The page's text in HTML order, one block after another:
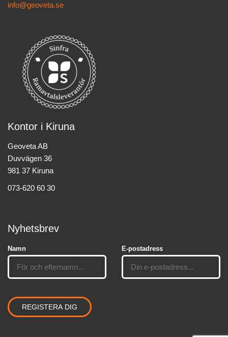
info@geoveta.se
Kontor i Kiruna
Geoveta AB
Duvvägen 36
981 37 Kiruna
073-620 60 30
Nyhetsbrev
Namn E-postadress